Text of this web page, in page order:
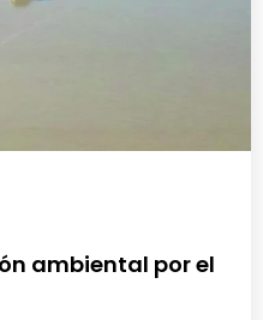
ambiental por el